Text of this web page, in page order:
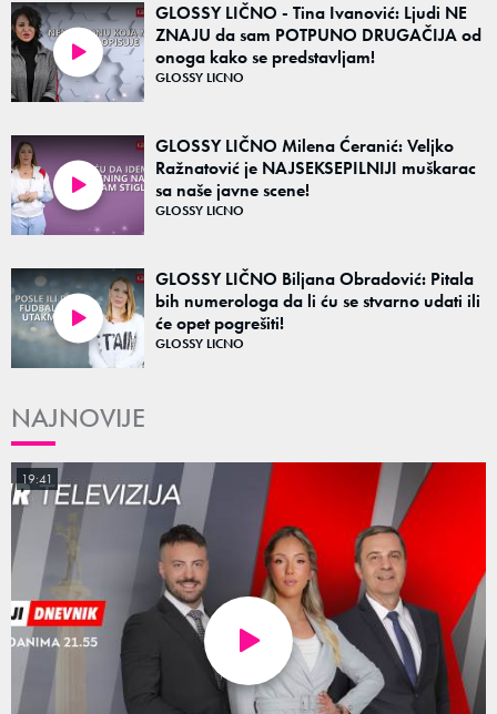
GLOSSY LIČNO - Tina Ivanović: Ljudi NE
ZNAJU da sam POTPUNO DRUGAČIJA od
onoga kako se predstavljam!
GLOSSY LICNO
GLOSSY LIČNO Milena Ćeranić: Veljko
Ražnatović je NAJSEKSEPILNIJI muškarac
sa naše javne scene!
GLOSSY LICNO
GLOSSY LIČNO Biljana Obradović: Pitala
bih numerologa da li ću se stvarno udati ili
će opet pogrešiti!
GLOSSY LICNO
NAJNOVIJE
19:41